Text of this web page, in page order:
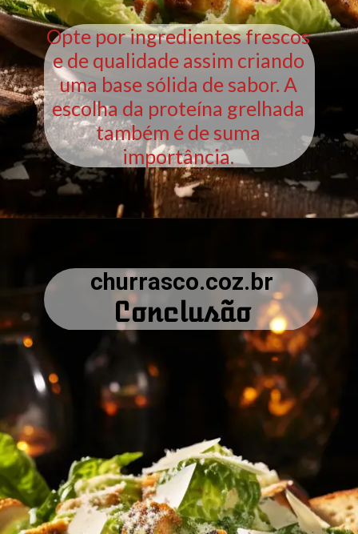
Opte por ingredientes frescos
e de qualidade assim criando
uma base sólida de sabor. A
escolha da proteína grelhada
também é de suma
importância.
Conclusão
churrasco.coz.br